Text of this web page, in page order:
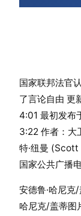
国家联邦法官
了言论自由 更
4:01 最初发布
3:22 作者：大
特·纽曼
国家公共广播
安德鲁·哈尼克
哈尼克/盖蒂图